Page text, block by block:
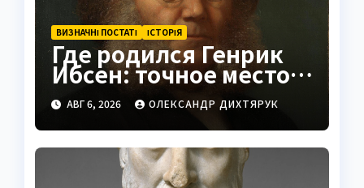
ВИЗНАЧНІ ПОСТАТІ ІСТОРІЯ
Где родился Генрик
Ибсен: точное место и
история
АВГ 6, 2026 ОЛЕКСАНДР ДИХТЯРУК